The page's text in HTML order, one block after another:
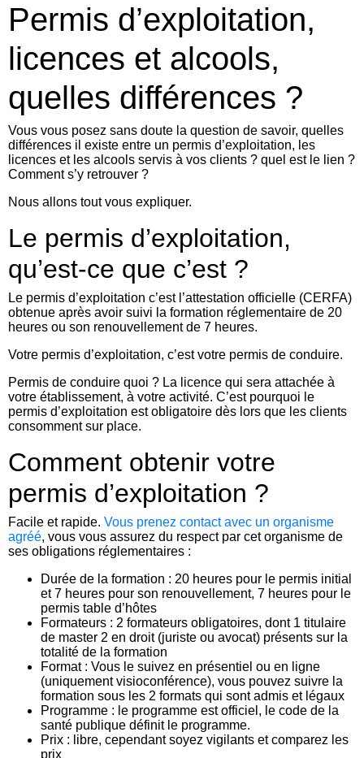
Permis d’exploitation,
licences et alcools,
quelles différences ?
Vous vous posez sans doute la question de savoir, quelles
différences il existe entre un permis d’exploitation, les
licences et les alcools servis à vos clients ? quel est le lien ?
Comment s’y retrouver ?
Nous allons tout vous expliquer.
Le permis d’exploitation,
qu’est-ce que c’est ?
Le permis d’exploitation c’est l’attestation officielle (CERFA)
obtenue après avoir suivi la formation réglementaire de 20
heures ou son renouvellement de 7 heures.
Votre permis d’exploitation, c’est votre permis de conduire.
Permis de conduire quoi ? La licence qui sera attachée à
votre établissement, à votre activité. C’est pourquoi le
permis d’exploitation est obligatoire dès lors que les clients
consomment sur place.
Comment obtenir votre
permis d’exploitation ?
Facile et rapide. Vous prenez contact avec un organisme
agréé, vous vous assurez du respect par cet organisme de
ses obligations réglementaires :
Durée de la formation : 20 heures pour le permis initial
et 7 heures pour son renouvellement, 7 heures pour le
permis table d’hôtes
Formateurs : 2 formateurs obligatoires, dont 1 titulaire
de master 2 en droit (juriste ou avocat) présents sur la
totalité de la formation
Format : Vous le suivez en présentiel ou en ligne
(uniquement visioconférence), vous pouvez suivre la
formation sous les 2 formats qui sont admis et légaux
Programme : le programme est officiel, le code de la
santé publique définit le programme.
Prix : libre, cependant soyez vigilants et comparez les
prix